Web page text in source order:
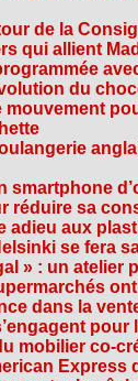
de la
qui allient
du
mouvement
smartphone
réduire sa
adieu aux
se fera
» : un
dans la
pour
mobilier co-